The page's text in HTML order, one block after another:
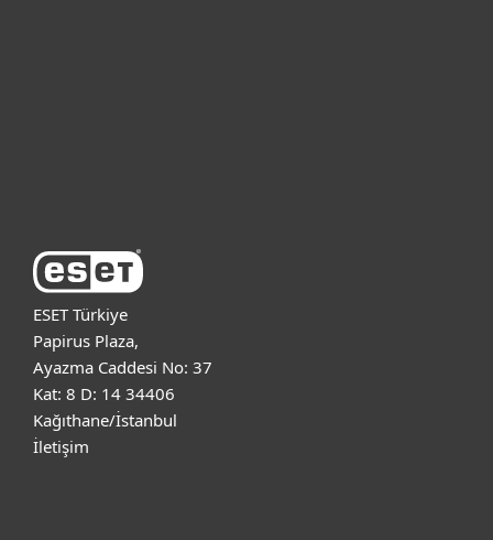
ESET Türkiye
Papirus Plaza,
Ayazma Caddesi No: 37
Kat: 8 D: 14 34406
Kağıthane/İstanbul
İletişim